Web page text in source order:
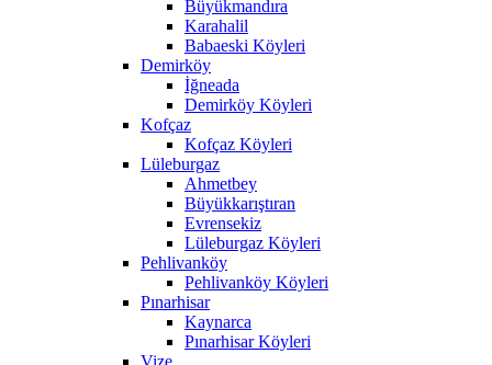
Büyükmandıra
Karahalil
Babaeski Köyleri
Demirköy
İğneada
Demirköy Köyleri
Kofçaz
Kofçaz Köyleri
Lüleburgaz
Ahmetbey
Büyükkarıştıran
Evrensekiz
Lüleburgaz Köyleri
Pehlivanköy
Pehlivanköy Köyleri
Pınarhisar
Kaynarca
Pınarhisar Köyleri